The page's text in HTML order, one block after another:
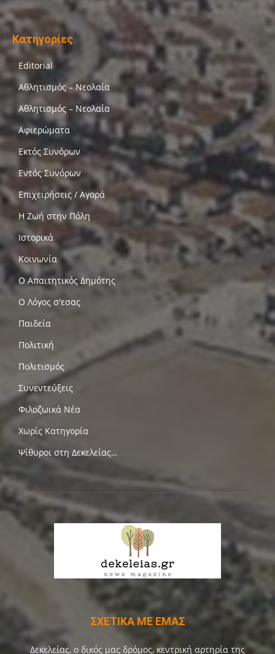
Κατηγορίες
Editorial
Αθλητισμός – Νεολαία
Αθλητισμός – Νεολαία
Αφιερώματα
Εκτός Συνόρων
Εντός Συνόρων
Επιχειρήσεις / Αγορά
Η Ζωή στην Πόλη
Ιστορικά
Κοινωνία
Ο Απαιτητικός Δημότης
Ο Λόγος σ'εσας
Παιδεία
Πολιτική
Πολιτισμός
Συνεντεύξεις
Φιλοζωικά Νέα
Χωρίς Κατηγορία
Ψίθυροι στη Δεκελείας…
ΣΧΕΤΙΚΑ ΜΕ ΕΜΑΣ
Δεκελείας, ο δικός μας δρόμος, κεντρική αρτηρία της